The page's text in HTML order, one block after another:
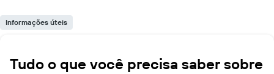
Informações úteis
Tudo o que você precisa saber sobre